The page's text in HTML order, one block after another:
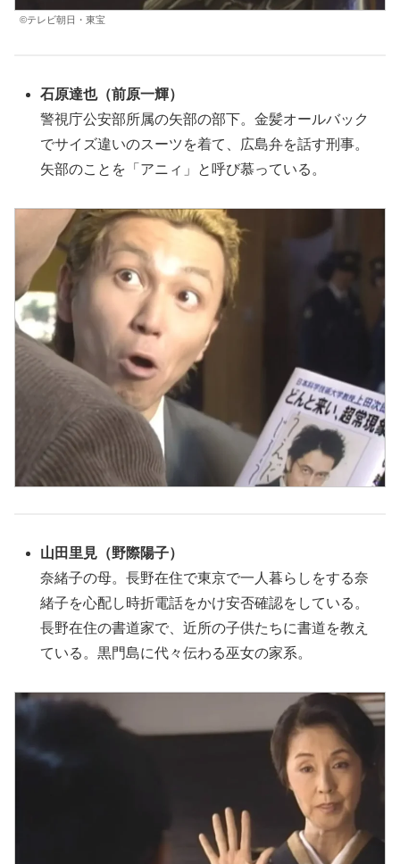
©テレビ朝日・東宝
石原達也（前原一輝）
警視庁公安部所属の矢部の部下。金髪オールバック
でサイズ違いのスーツを着て、広島弁を話す刑事。
矢部のことを「アニィ」と呼び慕っている。
山田里見 （野際陽子）
奈緒子の母。長野在住で東京で一人暮らしをする奈
緒子を心配し時折電話をかけ安否確認をしている。
長野在住の書道家で、近所の子供たちに書道を教え
ている。黒門島に代々伝わる巫女の家系。